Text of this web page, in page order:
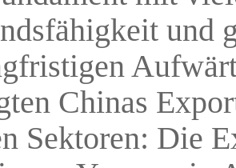
und
Chinas
Sektoren: Die